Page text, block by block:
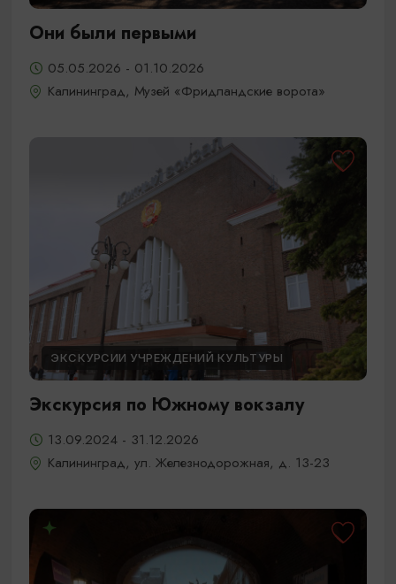
Они были первыми
05.05.2026 - 01.10.2026
Калининград, Музей «Фридландские ворота»
ЭКСКУРСИИ УЧРЕЖДЕНИЙ КУЛЬТУРЫ
Экскурсия по Южному вокзалу
13.09.2024 - 31.12.2026
Калининград, ул. Железнодорожная, д. 13-23